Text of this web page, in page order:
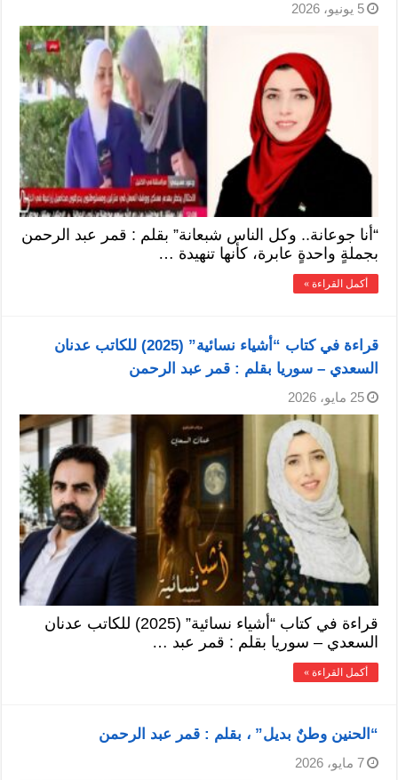
5 يونيو، 2026
“أنا جوعانة.. وكل الناس شبعانة” بقلم : قمر عبد الرحمن
بجملةٍ واحدةٍ عابرة، كأنها تنهيدة …
أكمل القراءة »
قراءة في كتاب “أشياء نسائية” (2025) للكاتب عدنان
السعدي – سوريا بقلم : قمر عبد الرحمن
25 مايو، 2026
قراءة في كتاب “أشياء نسائية” (2025) للكاتب عدنان
السعدي – سوريا بقلم : قمر عبد …
أكمل القراءة »
“الحنين وطنٌ بديل” ، بقلم : قمر عبد الرحمن
7 مايو، 2026